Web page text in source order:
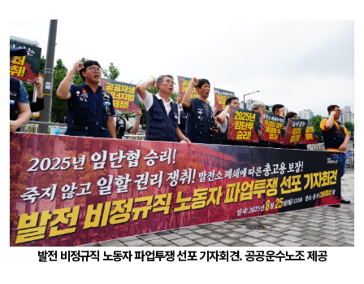
발전 비정규직 노동자 파업투쟁 선포 기자회견. 공공운수노조 제공